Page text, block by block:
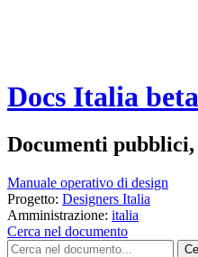
Docs Italia beta
Documenti
Manuale operativo di design
Progetto: Designers Italia
Amministrazione: italia
Cerca nel documento